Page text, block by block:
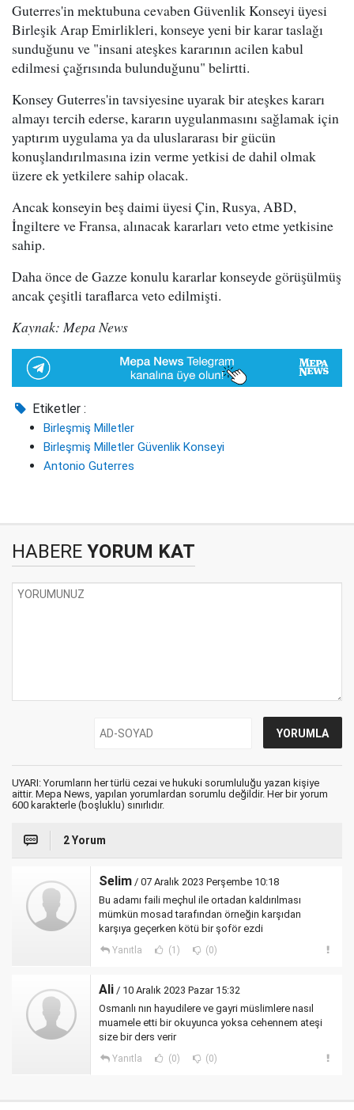
Guterres'in mektubuna cevaben Güvenlik Konseyi üyesi
Birleşik Arap Emirlikleri, konseye yeni bir karar taslağı
sunduğunu ve "insani ateşkes kararının acilen kabul
edilmesi çağrısında bulunduğunu" belirtti.
Konsey Guterres'in tavsiyesine uyarak bir ateşkes kararı
almayı tercih ederse, kararın uygulanmasını sağlamak için
yaptırım uygulama ya da uluslararası bir gücün
konuşlandırılmasına izin verme yetkisi de dahil olmak
üzere ek yetkilere sahip olacak.
Ancak konseyin beş daimi üyesi Çin, Rusya, ABD,
İngiltere ve Fransa, alınacak kararları veto etme yetkisine
sahip.
Daha önce de Gazze konulu kararlar konseyde görüşülmüş
ancak çeşitli taraflarca veto edilmişti.
Kaynak: Mepa News
Etiketler :
Birleşmiş Milletler
Birleşmiş Milletler Güvenlik Konseyi
Antonio Guterres
HABERE YORUM KAT
UYARI: Yorumların her türlü cezai ve hukuki sorumluluğu yazan kişiye
aittir. Mepa News, yapılan yorumlardan sorumlu değildir. Her bir yorum
600 karakterle (boşluklu) sınırlıdır.
2 Yorum
Selim / 07 Aralık 2023 Perşembe 10:18
Bu adamı faili meçhul ile ortadan kaldırılması
mümkün mosad tarafından örneğin karşıdan
karşıya geçerken kötü bir şoför ezdi
Yanıtla (1) (0)
Ali / 10 Aralık 2023 Pazar 15:32
Osmanlı nın hayudilere ve gayri müslimlere nasıl
muamele etti bir okuyunca yoksa cehennem ateşi
size bir ders verir
Yanıtla (0) (0)